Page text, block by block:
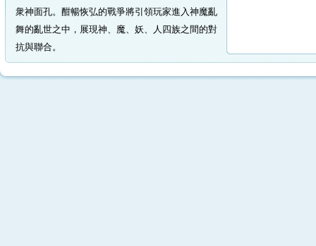
衆神面孔。酣暢恢弘的戰爭將引領玩家進入神魔亂
舞的亂世之中，展現神、魔、妖、人四族之間的對
抗與聯合。